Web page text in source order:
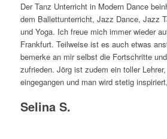
Der Tanz Unterricht in Modern Dance
dem Ballettunterricht, Jazz Dance, Jazz
und Yoga. Ich freue mich immer wieder
Frankfurt. Teilweise ist es auch etwas
bemerke an mir selbst die Fortschritte
zufrieden. Jörg ist zudem ein toller
eingegangen und man wird stetig
Selina S.